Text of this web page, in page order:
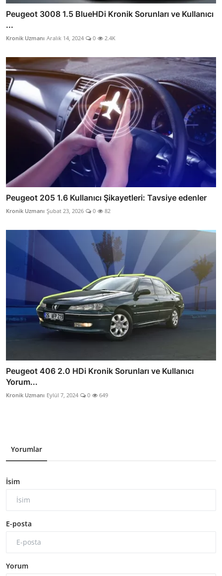
Peugeot 3008 1.5 BlueHDi Kronik Sorunları ve Kullanıcı
...
Kronik Uzmanı Aralık 14, 2024 0 2.4K
Peugeot 205 1.6 Kullanıcı Şikayetleri: Tavsiye edenler
Kronik Uzmanı Şubat 23, 2026 0 82
Peugeot 406 2.0 HDi Kronik Sorunları ve Kullanıcı
Yorum...
Kronik Uzmanı Eylül 7, 2024 0 649
Yorumlar
İsim
E-posta
Yorum